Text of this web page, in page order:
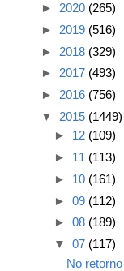
► 2020 (265)
► 2019 (516)
► 2018 (329)
► 2017 (493)
► 2016 (756)
▼ 2015 (1449)
► 12 (109)
► 11 (113)
► 10 (161)
► 09 (112)
► 08 (189)
▼ 07 (117)
No